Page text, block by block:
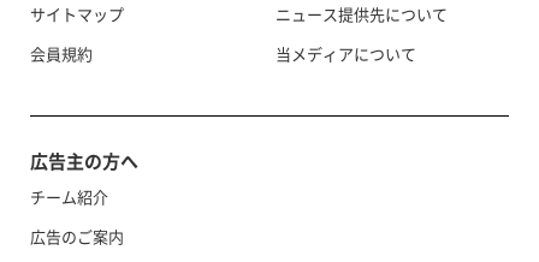
サイトマップ
会員規約
ニュース提供先について
当メディアについて
広告主の方へ
チーム紹介
広告のご案内